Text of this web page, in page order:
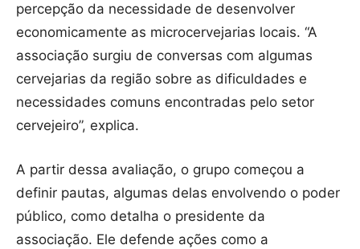
percepção da necessidade de desenvolver
economicamente as microcervejarias locais. “A
associação surgiu de conversas com algumas
cervejarias da região sobre as dificuldades e
necessidades comuns encontradas pelo setor
cervejeiro”, explica.
A partir dessa avaliação, o grupo começou a
definir pautas, algumas delas envolvendo o poder
público, como detalha o presidente da
associação. Ele defende ações como a